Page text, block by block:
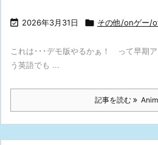
 2026年3月31日  その他/onゲー/
これは･･･デモ版やるかぁ！ って早期
う英語でも ...
記事を読む